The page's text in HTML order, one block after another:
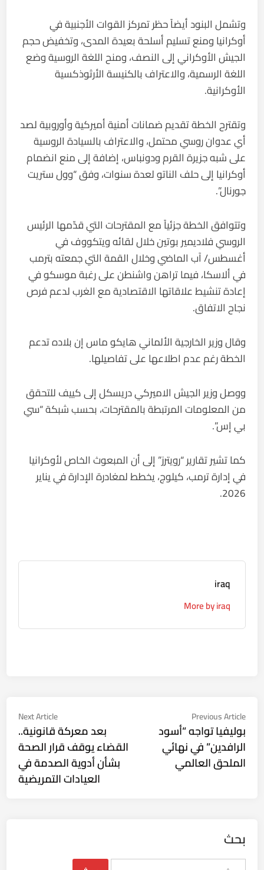
وتشمل البنود أيضاً حظر تمركز القوات الأجنبية في
أوكرانيا ومنع تسليم أسلحة بعيدة المدى، وتخفيض حجم
الجيش الأوكراني إلى النصف، ومنح اللغة الروسية وضع
اللغة الرسمية، والاعتراف بالكنيسة الأرثوذكسية
الأوكرانية.
وتقترح الخطة تقديم ضمانات أمنية أميركية وأوروبية لصد
أي عدوان روسي محتمل، والاعتراف بالسيادة الروسية
على شبه جزيرة القرم ودونباس، إضافة إلى منع انضمام
أوكرانيا إلى حلف الناتو لعدة سنوات، وفق “وول ستريت
جورنال”.
وتتوافق الخطة جزئياً مع المقترحات التي قدّمها الرئيس
الروسي فلاديمير بوتين خلال لقائه ويتكووف في
أغسطس/ آب الماضي وخلال القمة التي جمعته بترمب
في ألاسكا، فيما تراهن واشنطن على رغبة موسكو في
إعادة تنشيط علاقاتها الاقتصادية مع الغرب لدعم فرص
نجاح الاتفاق.
وقال وزير الخارجية الألماني هايكو ماس إن بلاده تدعم
الخطة رغم عدم اطلاعها على تفاصيلها.
ووصل وزير الجيش الاميركي دريسكل إلى كييف للتحقق
من المعلومات المرتبطة بالمقترحات، بحسب شبكة “سي
بي إس”.
كما تشير تقارير “رويترز” إلى أن المبعوث الخاص لأوكرانيا
في إدارة ترمب، كيلوج، يخطط لمغادرة الإدارة في يناير
2026.
iraq
More by iraq
تصفّح
المقالات
Previous Article
article:
بوليفيا تواجه “أسود
الرافدين” في نهائي
الملحق العالمي
Next Article
Next
بعد معركة قانونية..
القضاء يوقف قرار الصحة
بشأن أدوية الصدمة في
العيادات التمريضية
بحث
البحث